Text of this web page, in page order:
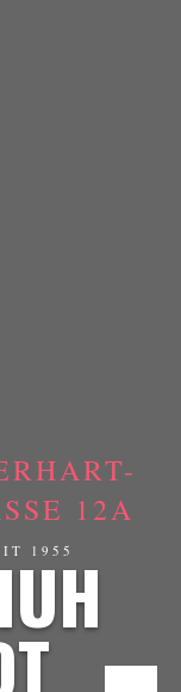
12A
1955